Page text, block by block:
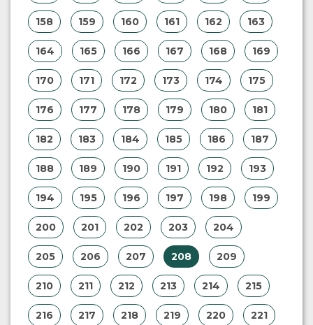
158 159 160 161 162 163
164 165 166 167 168 169
170 171 172 173 174 175
176 177 178 179 180 181
182 183 184 185 186 187
188 189 190 191 192 193
194 195 196 197 198 199
200 201 202 203 204
205 206 207 208 209
210 211 212 213 214 215
216 217 218 219 220 221